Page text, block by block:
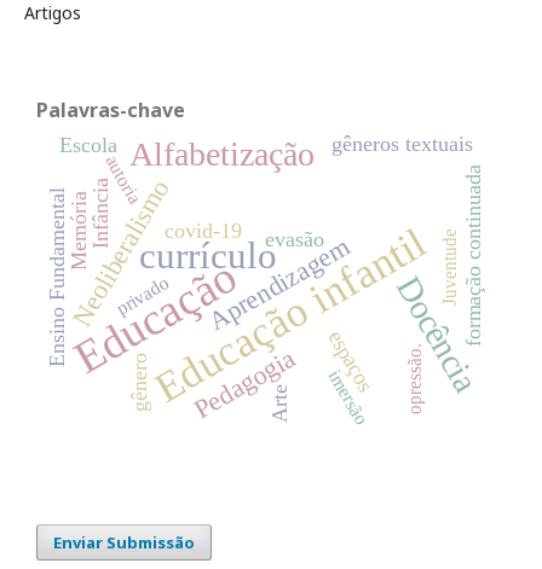
Artigos
Palavras-chave
Educação
Educação infantil
currículo
Docência
Alfabetização
Neoliberalismo Aprendizagem
Pedagogia
covid-19
Ensino Fundamental evasão
Infância
espaços
Arte
formação continuada
Memória
gênero
gêneros textuais
Escola
opressão.
Juventude
privado
imersão
autoria
Enviar Submissão